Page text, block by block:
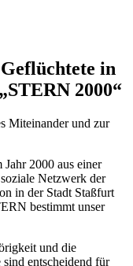
in
2000“
Miteinander und zur
Jahr 2000 aus einer
Netzwerk der
in der Stadt Staßfurt
bestimmt unser
und die
entscheidend für